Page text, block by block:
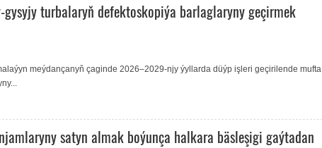
gysyjy turbalaryň defektoskopiýa barlaglaryny geçirmek
meýdançanyň çaginde 2026–2029-njy ýyllarda düýp işleri geçirilende mufta
satyn almak boýunça halkara bäsleşigi gaýtadan